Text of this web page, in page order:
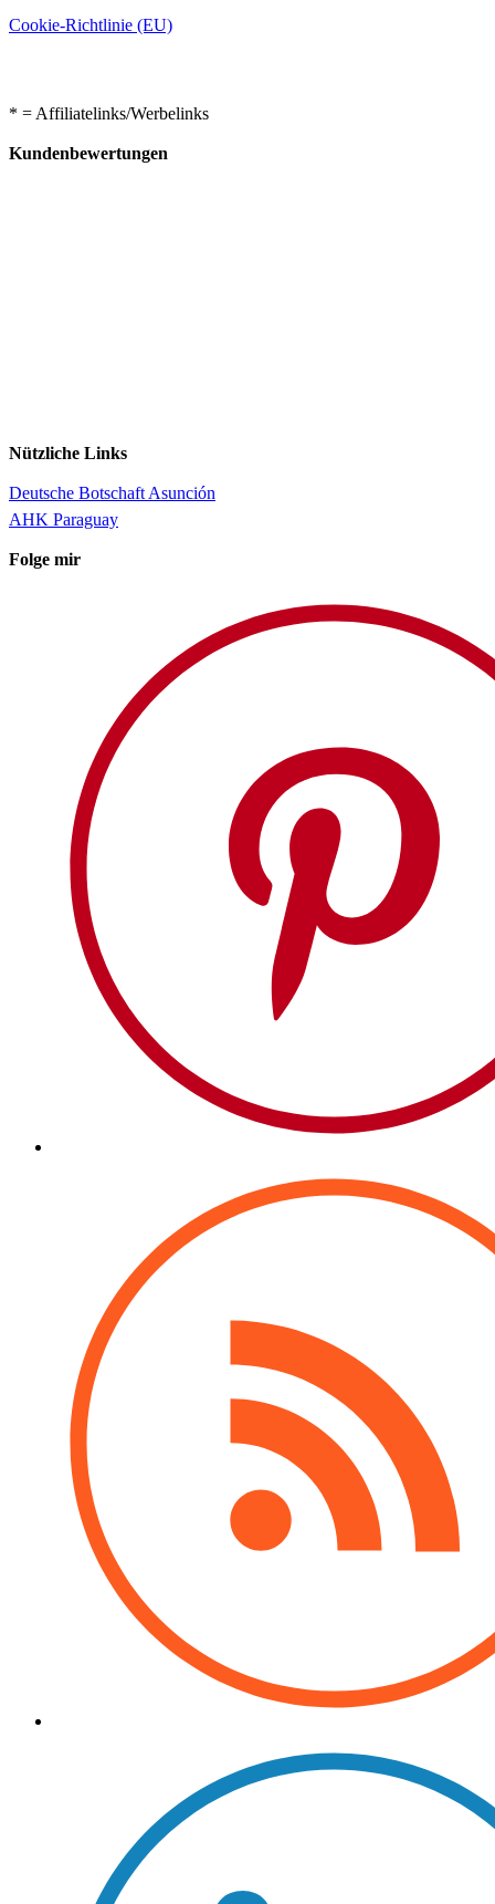
Cookie-Richtlinie (EU)
* = Affiliatelinks/Werbelinks
Kundenbewertungen
Nützliche Links
Deutsche Botschaft Asunción
AHK Paraguay
Folge mir